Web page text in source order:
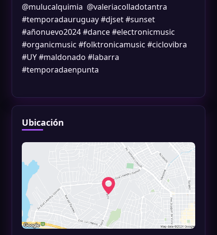
@mulucalquimia @valeriacolladotantra
#temporadauruguay #djset #sunset
#añonuevo2024 #dance #electronicmusic
#organicmusic #folktronicamusic #ciclovibra
#UY #maldonado #labarra
#temporadaenpunta
Ubicación